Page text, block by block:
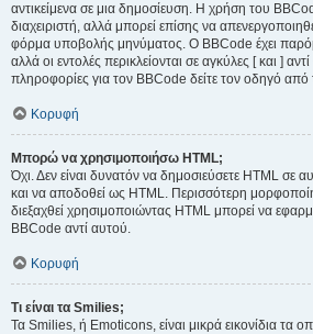
αντικείμενα σε μια δημοσίευση. Η χρήση του
διαχειριστή, αλλά μπορεί επίσης να
φόρμα υποβολής μηνύματος. Ο BBCode έχει
αλλά οι εντολές περικλείονται σε αγκύλες [ και ]
πληροφορίες για τον BBCode δείτε τον οδηγό
Κορυφή
Μπορώ να χρησιμοποιήσω HTML;
Όχι. Δεν είναι δυνατόν να δημοσιεύσετε HTML σε
και να αποδοθεί ως HTML. Περισσότερη
διεξαχθεί χρησιμοποιώντας HTML μπορεί να
BBCode αντί αυτού.
Κορυφή
Τι είναι τα Smilies;
Τα Smilies, ή Emoticons, είναι μικρά εικονίδια τα